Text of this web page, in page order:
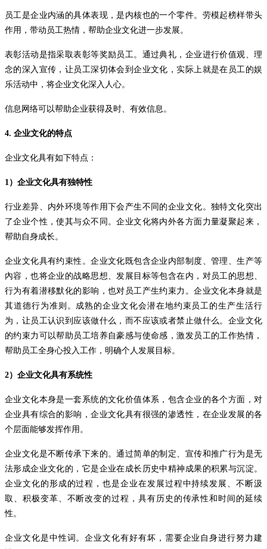
员工是企业内涵的具体表现，是内核也的一个零件。劳模起榜样带头
作用，带动员工热情，帮助企业文化进一步发展。
表彰活动是指采取表彰等奖励员工。通过典礼，企业进行价值观、理
念的深入宣传，让员工深切体会到企业文化，实际上就是在员工的娱
乐活动中，将企业文化深入人心。
信息网络可以帮助企业获得及时、有效信息。
4. 企业文化的特点
企业文化具有如下特点：
1） 企业文化具有独特性
行业差异、内外环境等作用下会产生不同的企业文化。独特文化突出
了企业个性，使其与众不同。企业文化将内外各方面力量凝聚起来，
帮助自身成长。
企业文化具有约束性。企业文化既包含企业内部制度、管理、生产等
內容，也将企业的战略思想、发展目标等包含在内，对员工的思想、
行为有着潜移默化的影响，也对员工产生约束力。企业文化本身就是
其道德行为准则。成熟的企业文化会潜在地约束员工的生产生活行
为，让员工认识到应该做什么，而不应该或者禁止做什么。企业文化
的约束力可以帮助员工培养自豪感与使命感，激发员工的工作热情，
帮助员工全身心投入工作，明确个人发展目标。
2）企业文化具有系统性
企业文化本身是一套系统的文化价值体系，包含企业的各个方面，对
企业具有综合的影响，企业文化具有很强的渗透性，在企业发展的各
个层面能够发挥作用。
企业文化是不断传承下来的。通过简单的制定、宣传和推广行为是无
法形成企业文化的，它是企业在成长历史中精神成果的积累与沉淀。
企业文化的形成的过程，也是企业在发展过程中持续发展、不断汲
取、积极变革、不断改变的过程，具有历史的传承性和时间的延续
性。
企业文化是中性词。企业文化有好有坏，需要企业自身进行努力建